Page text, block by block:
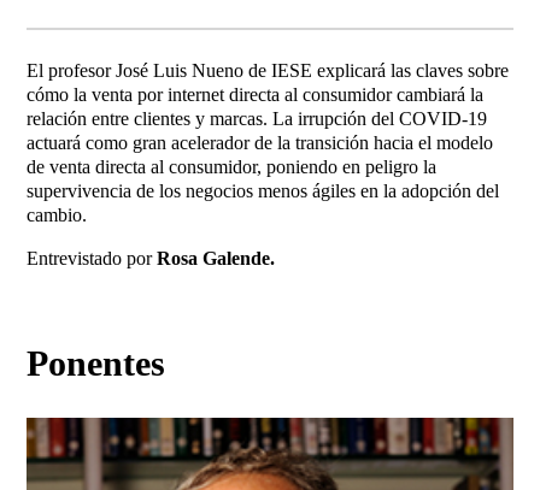
El profesor José Luis Nueno de IESE explicará las claves sobre
cómo la venta por internet directa al consumidor cambiará la
relación entre clientes y marcas. La irrupción del COVID-19
actuará como gran acelerador de la transición hacia el modelo
de venta directa al consumidor, poniendo en peligro la
supervivencia de los negocios menos ágiles en la adopción del
cambio.
Entrevistado porRosa Galende.
Ponentes